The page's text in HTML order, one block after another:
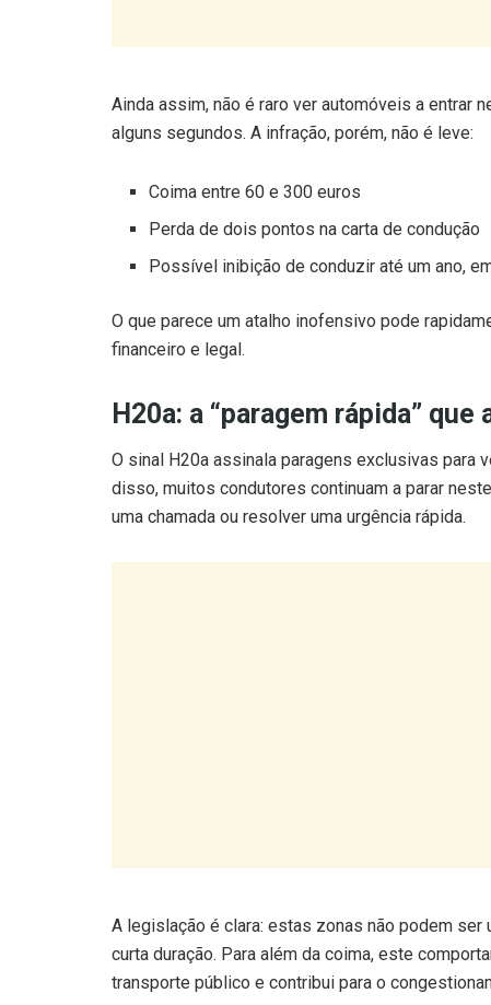
Coima entre 60 e 300 euros
Perda de dois pontos na carta de condução
Possível inibição de conduzir até um ano,
O que parece um atalho inofensivo pode
H20a: a “paragem rápida” que
O sinal H20a assinala paragens exclusivas para
uma chamada ou resolver uma urgência rápida.
curta duração. Para além da coima, este
Existem exceções?